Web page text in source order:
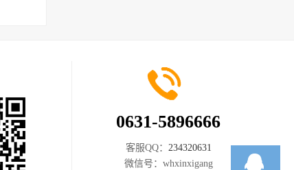
0631-5896666
客服QQ： 234320631
微信号： whxinxigang